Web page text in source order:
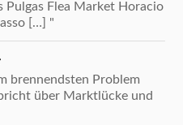
Pulgas Flea Market Horacio
[…] "
brennendsten Problem
über Marktlücke und